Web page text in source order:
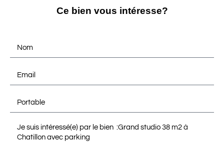
Ce bien vous intéresse?